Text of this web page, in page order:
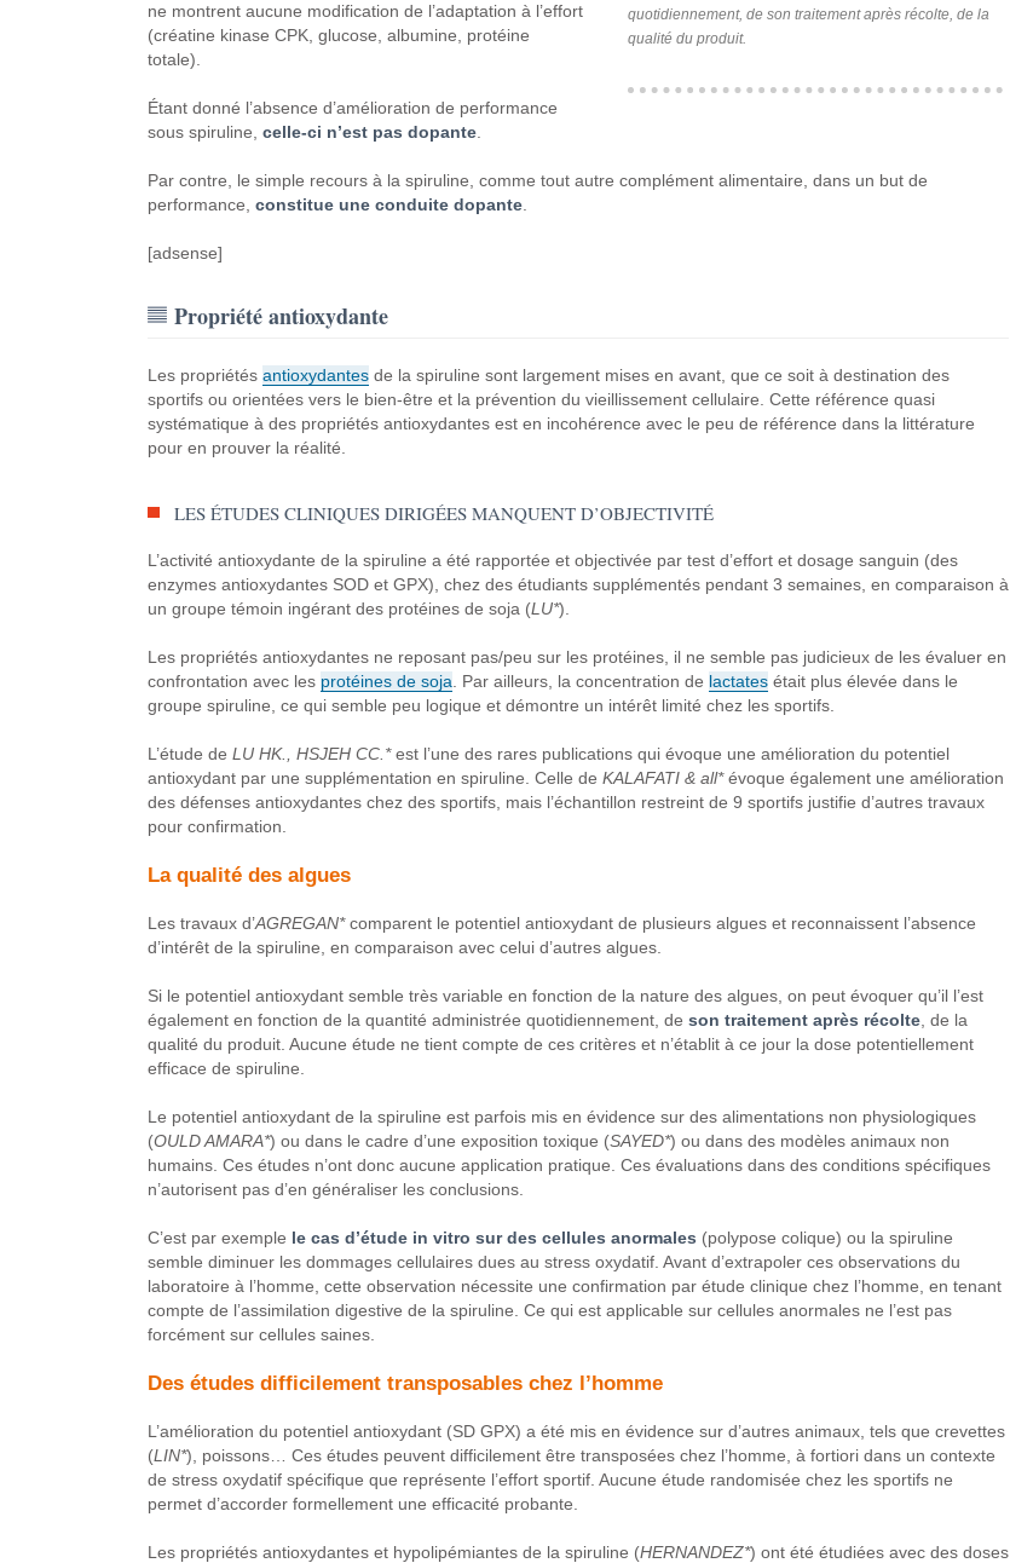
quotidiennement, de son traitement après récolte, de la
qualité du produit.
ne montrent aucune modification de l’adaptation à l’effort
(créatine kinase CPK, glucose, albumine, protéine
totale).
Étant donné l’absence d’amélioration de performance
sous spiruline, celle-ci n’est pas dopante.
Par contre, le simple recours à la spiruline, comme tout autre complément alimentaire, dans un but de
performance, constitue une conduite dopante.
[adsense]
Propriété antioxydante
Les propriétés antioxydantesde la spiruline sont largement mises en avant, que ce soit à destination des
sportifs ou orientées vers le bien-être et la prévention du vieillissement cellulaire. Cette référence quasi
systématique à des propriétés antioxydantes est en incohérence avec le peu de référence dans la littérature
pour en prouver la réalité.
LES ÉTUDES CLINIQUES DIRIGÉES MANQUENT D’OBJECTIVITÉ
L’activité antioxydante de la spiruline a été rapportée et objectivée par test d’effort et dosage sanguin (des
enzymes antioxydantes SOD et GPX), chez des étudiants supplémentés pendant 3 semaines, en comparaison à
un groupe témoin ingérant des protéines de soja (LU*).
Les propriétés antioxydantes ne reposant pas/peu sur les protéines, il ne semble pas judicieux de les évaluer en
confrontation avec les protéines de soja . Par ailleurs, la concentration de lactatesétait plus élevée dans le
groupe spiruline, ce qui semble peu logique et démontre un intérêt limité chez les sportifs.
L’étude de LU HK., HSJEH CC.*est l’une des rares publications qui évoque une amélioration du potentiel
antioxydant par une supplémentation en spiruline. Celle de KALAFATI & all*évoque également une amélioration
des défenses antioxydantes chez des sportifs, mais l’échantillon restreint de 9 sportifs justifie d’autres travaux
pour confirmation.
La qualité des algues
Les travaux d’AGREGAN*comparent le potentiel antioxydant de plusieurs algues et reconnaissent l’absence
d’intérêt de la spiruline, en comparaison avec celui d’autres algues.
Si le potentiel antioxydant semble très variable en fonction de la nature des algues, on peut évoquer qu’il l’est
également en fonction de la quantité administrée quotidiennement, de son traitement après récolte, de la
qualité du produit. Aucune étude ne tient compte de ces critères et n’établit à ce jour la dose potentiellement
efficace de spiruline.
Le potentiel antioxydant de la spiruline est parfois mis en évidence sur des alimentations non physiologiques
(OULD AMARA*) ou dans le cadre d’une exposition toxique (SAYED*) ou dans des modèles animaux non
humains. Ces études n’ont donc aucune application pratique. Ces évaluations dans des conditions spécifiques
n’autorisent pas d’en généraliser les conclusions.
C’est par exemple le cas d’étude in vitro sur des cellules anormales (polypose colique) ou la spiruline
semble diminuer les dommages cellulaires dues au stress oxydatif. Avant d’extrapoler ces observations du
laboratoire à l’homme, cette observation nécessite une confirmation par étude clinique chez l’homme, en tenant
compte de l’assimilation digestive de la spiruline. Ce qui est applicable sur cellules anormales ne l’est pas
forcément sur cellules saines.
Des études difficilement transposables chez l’homme
L’amélioration du potentiel antioxydant (SD GPX) a été mis en évidence sur d’autres animaux, tels que crevettes
(LIN*), poissons… Ces études peuvent difficilement être transposées chez l’homme, à fortiori dans un contexte
de stress oxydatif spécifique que représente l’effort sportif. Aucune étude randomisée chez les sportifs ne
permet d’accorder formellement une efficacité probante.
Les propriétés antioxydantes et hypolipémiantes de la spiruline (HERNANDEZ*) ont été étudiées avec des doses